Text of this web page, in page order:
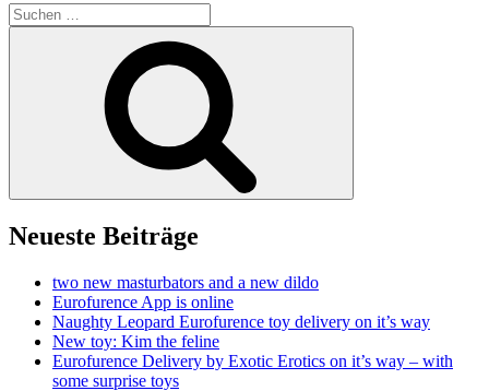
Suchen
nach:
Neueste Beiträge
two new masturbators and a new dildo
Eurofurence App is online
Naughty Leopard Eurofurence toy delivery on it’s way
New toy: Kim the feline
Eurofurence Delivery by Exotic Erotics on it’s way – with
some surprise toys